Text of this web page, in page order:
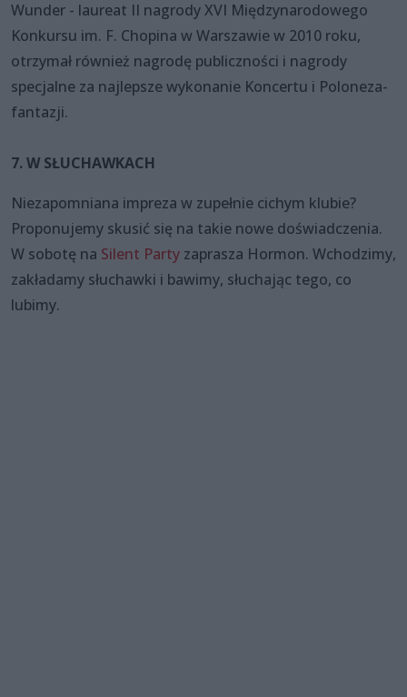
Wunder - laureat II nagrody XVI Międzynarodowego
Konkursu im. F. Chopina w Warszawie w 2010 roku,
otrzymał również nagrodę publiczności i nagrody
specjalne za najlepsze wykonanie Koncertu i Poloneza-
fantazji.
7. W SŁUCHAWKACH
Niezapomniana impreza w zupełnie cichym klubie?
Proponujemy skusić się na takie nowe doświadczenia.
W sobotę na Silent Party zaprasza Hormon. Wchodzimy,
zakładamy słuchawki i bawimy, słuchając tego, co
lubimy.